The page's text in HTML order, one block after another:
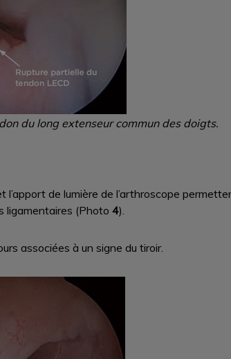
du long extenseur commun des doigts.
l’apport de lumière de l’arthroscope
ligamentaires (Photo 4).
associées à un signe du tiroir.